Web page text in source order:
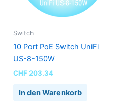
Switch
10 Port PoE Switch UniFi
US-8-150W
CHF 203.34
In den Warenkorb